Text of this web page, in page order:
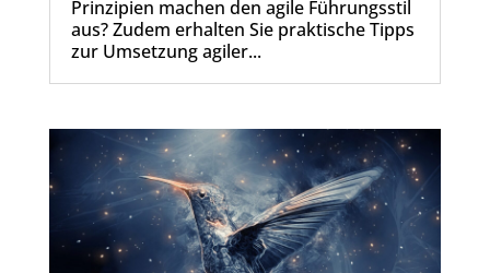
Prinzipien machen den agile Führungsstil
aus? Zudem erhalten Sie praktische Tipps
zur Umsetzung agiler...